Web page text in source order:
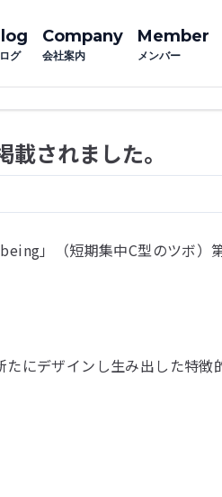
グ
Company
会社案内
Member
メンバー
されました。
」（短期集中C型のツボ）
にデザインし生み出した特徴